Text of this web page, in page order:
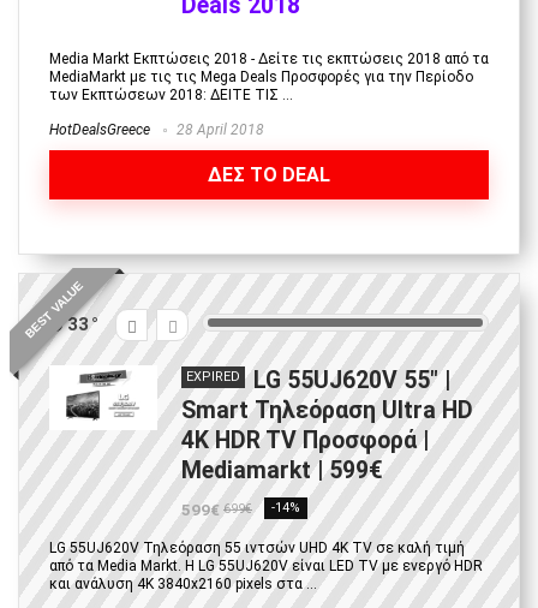
Deals 2018
Media Markt Εκπτώσεις 2018 - Δείτε τις εκπτώσεις 2018 από τα
MediaMarkt με τις τις Mega Deals Προσφορές για την Περίοδο
των Εκπτώσεων 2018: ΔΕΙΤΕ ΤΙΣ ...
HotDealsGreece 28 April 2018
ΔΕΣ ΤΟ DEAL
BEST VALUE
33
EXPIRED
LG 55UJ620V 55″ |
Smart Τηλεόραση Ultra HD
4K HDR TV Προσφορά |
Μediamarkt | 599€
599€ 699€ -14%
LG 55UJ620V Τηλεόραση 55 ιντσών UHD 4K TV σε καλή τιμή
από τα Media Markt. Η LG 55UJ620V είναι LED TV με ενεργό HDR
και ανάλυση 4K 3840x2160 pixels στα ...